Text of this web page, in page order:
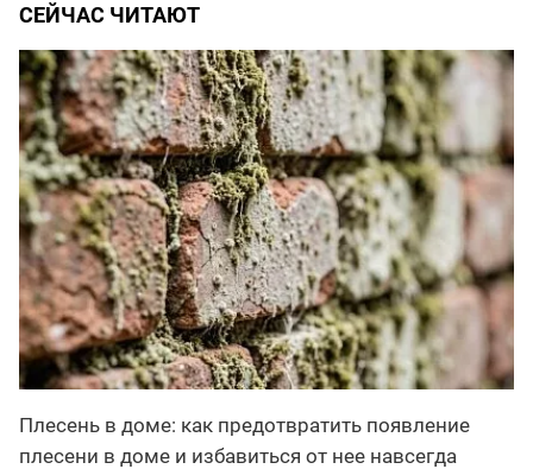
СЕЙЧАС ЧИТАЮТ
Плесень в доме: как предотвратить появление
плесени в доме и избавиться от нее навсегда